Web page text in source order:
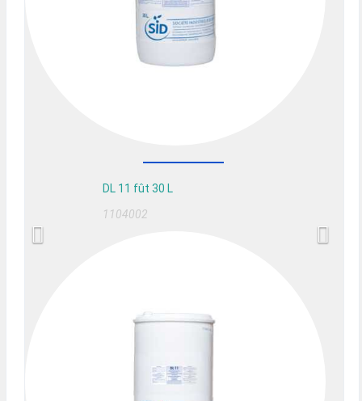
DL 11 fût 30 L
1104002